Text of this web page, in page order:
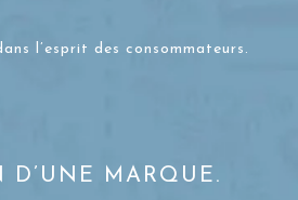
l’esprit des consommateurs.
MARQUE.